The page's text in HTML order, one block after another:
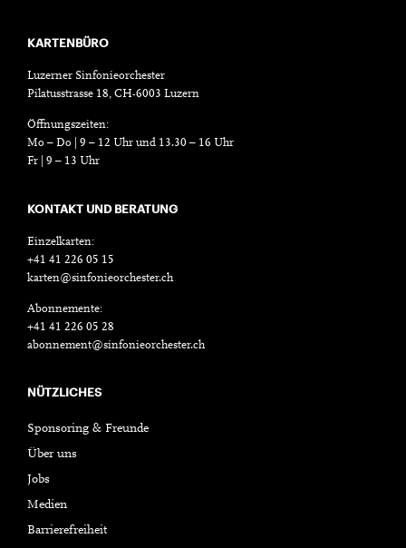
KARTENBÜRO
Luzerner Sinfonieorchester
Pilatusstrasse 18, CH-6003 Luzern
Öffnungszeiten:
Mo – Do | 9 – 12 Uhr und 13.30 – 16 Uhr
Fr | 9 – 13 Uhr
KONTAKT UND BERATUNG
Einzelkarten:
+41 41 226 05 15
karten@sinfonieorchester.ch
Abonnemente:
+41 41 226 05 28
abonnement@sinfonieorchester.ch
NÜTZLICHES
Sponsoring & Freunde
Über uns
Jobs
Medien
Barrierefreiheit